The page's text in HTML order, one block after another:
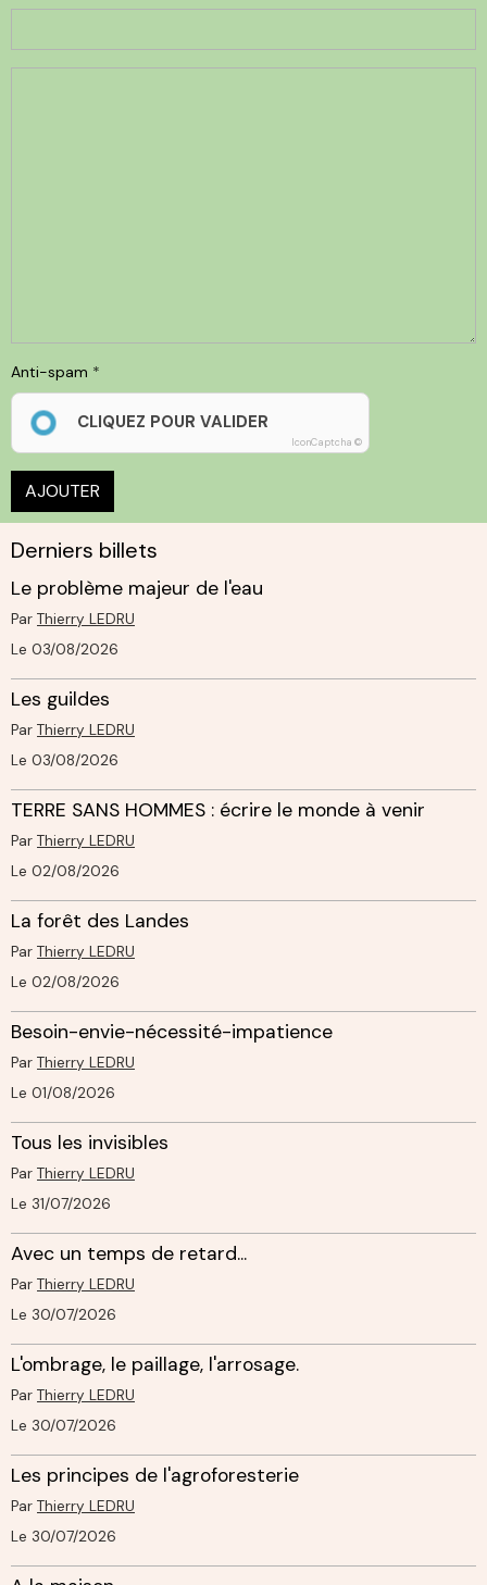
Anti-spam
CLIQUEZ POUR VALIDER
IconCaptcha ©
AJOUTER
Derniers billets
Le problème majeur de l'eau
Par Thierry LEDRU
Le 03/08/2026
Les guildes
Par Thierry LEDRU
Le 03/08/2026
TERRE SANS HOMMES : écrire le monde à venir
Par Thierry LEDRU
Le 02/08/2026
La forêt des Landes
Par Thierry LEDRU
Le 02/08/2026
Besoin-envie-nécessité-impatience
Par Thierry LEDRU
Le 01/08/2026
Tous les invisibles
Par Thierry LEDRU
Le 31/07/2026
Avec un temps de retard...
Par Thierry LEDRU
Le 30/07/2026
L'ombrage, le paillage, l'arrosage.
Par Thierry LEDRU
Le 30/07/2026
Les principes de l'agroforesterie
Par Thierry LEDRU
Le 30/07/2026